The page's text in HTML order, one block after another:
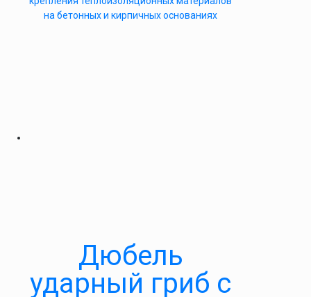
на бетонных и кирпичных основаниях
Дюбель
ударный гриб с